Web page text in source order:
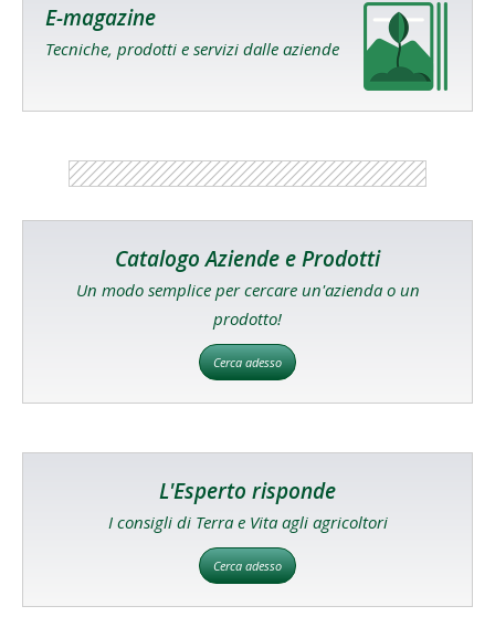
E-magazine
Tecniche, prodotti e servizi dalle aziende
Catalogo Aziende e Prodotti
Un modo semplice per cercare un'azienda o un
prodotto!
Cerca adesso
L'Esperto risponde
I consigli di Terra e Vita agli agricoltori
Cerca adesso